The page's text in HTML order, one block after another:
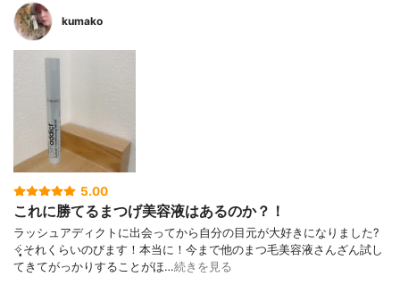
kumako
5.00
これに勝てるまつげ美容液はあるのか？！
ラッシュアディクトに出会ってから自分の目元が大好きになりました?
✧̣̥̇それくらいのびます！本当に！今まで他のまつ毛美容液さんざん試し
てきてがっかりすることがほ…続きを見る